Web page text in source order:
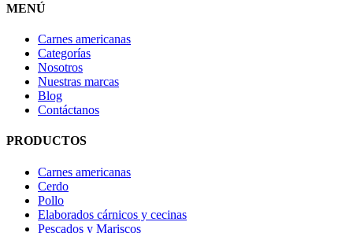
MENÚ
Carnes americanas
Categorías
Nosotros
Nuestras marcas
Blog
Contáctanos
PRODUCTOS
Carnes americanas
Cerdo
Pollo
Elaborados cárnicos y cecinas
Pescados y Mariscos